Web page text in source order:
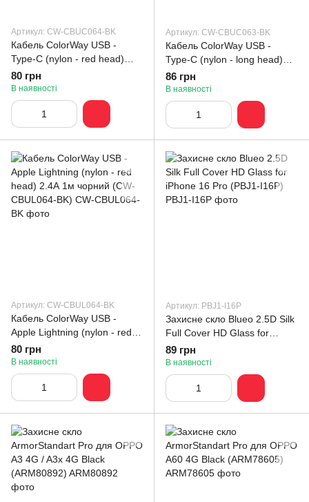
Артикул: CW-CBUC064-BK
Кабель ColorWay USB -
Type-C (nylon - red head)
2.4А 1м чорний (CW-
CBUC064-BK)
80 грн
В наявності
Артикул: CW-CBUC063-BK
Кабель ColorWay USB -
Type-C (nylon - long head)
2.4А 1м чорний (CW-
CBUC063-BK)
86 грн
В наявності
Артикул: CW-CBUL064-BK
Кабель ColorWay USB -
Apple Lightning (nylon - red
head) 2.4А 1м чорний (CW-
CBUL064-BK)
80 грн
В наявності
Артикул: PBJ1-I16P
Захисне скло Blueo 2.5D Silk
Full Cover HD Glass for
iPhone 16 Pro (PBJ1-I16P)
89 грн
В наявності